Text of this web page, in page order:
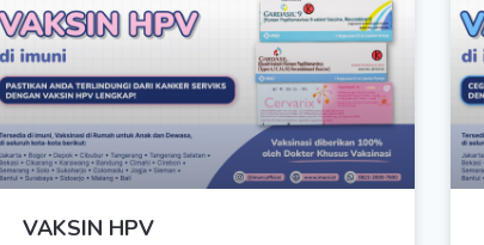
VAKSIN HPV